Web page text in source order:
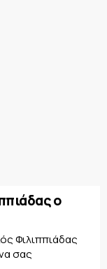
ο
Φιλιππιάδας
σας